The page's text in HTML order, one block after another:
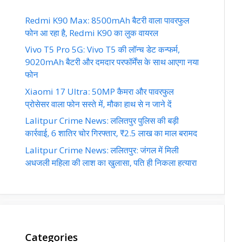
Redmi K90 Max: 8500mAh बैटरी वाला पावरफुल
फोन आ रहा है, Redmi K90 का लुक वायरल
Vivo T5 Pro 5G: Vivo T5 की लॉन्च डेट कन्फर्म,
9020mAh बैटरी और दमदार परफॉर्मेंस के साथ आएगा नया
फोन
Xiaomi 17 Ultra: 50MP कैमरा और पावरफुल
प्रोसेसर वाला फोन सस्ते में, मौका हाथ से न जाने दें
Lalitpur Crime News: ललितपुर पुलिस की बड़ी
कार्रवाई, 6 शातिर चोर गिरफ्तार, ₹2.5 लाख का माल बरामद
Lalitpur Crime News: ललितपुर: जंगल में मिली
अधजली महिला की लाश का खुलासा, पति ही निकला हत्यारा
Categories